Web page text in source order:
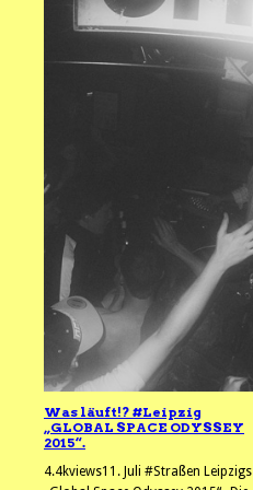
Was läuft!? #Leipzig
„GLOBAL SPACE ODYSSEY
2015“.
4.4kviews11. Juli #Straßen Leipzigs